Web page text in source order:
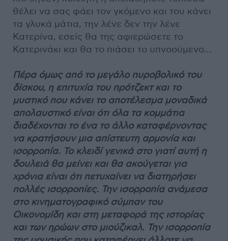
θέλει να σας φάει τον γκόμενο και του κάνει
τα γλυκά μάτια, την λένε δεν την λένε
Κατερίνα, εσείς θα της αφιερώσετε το
Κατερινάκι και θα το πιάσει το υπνοούμενο…
Πέρα όμως από το μεγάλο πυροβολικό του
δίσκου, η επιτυχία του πρότζεκτ και το
μυστικό που κάνει το αποτέλεσμα μοναδικά
απολαυστικό είναι ότι όλα τα κομμάτια
διαδέχονται το ένα το άλλο καταφέρνοντας
να κρατήσουν μια απίστευτη αρμονία και
ισορροπία. Το κλειδί γενικά στο γιατί αυτή η
δουλειά θα μείνει και θα ακούγεται για
χρόνια είναι ότι πετυχαίνει να διατηρήσει
πολλές ισορροπίες. Την ισορροπία ανάμεσα
στο κινηματογραφικό σύμπαν του
Οικονομίδη και στη μεταφορά της ιστορίας
και των ηρώων στο μιούζικαλ. Την ισορροπία